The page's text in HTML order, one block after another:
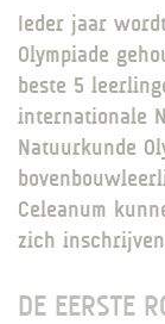
Ieder jaar
Olympiade
beste 5
internationale
Natuurkunde
Celeanum
zich
DE EERSTE